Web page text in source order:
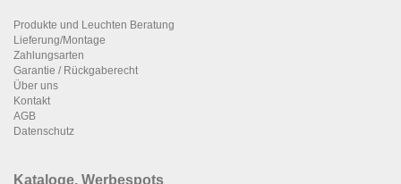
Produkte und Leuchten Beratung
Lieferung/Montage
Zahlungsarten
Garantie / Rückgaberecht
Über uns
Kontakt
AGB
Datenschutz
Kataloge, Werbespots